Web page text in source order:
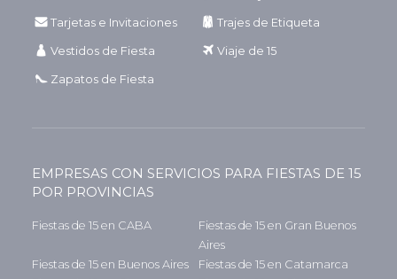
Tarjetas e Invitaciones Trajes de Etiqueta
Vestidos de Fiesta Viaje de 15
Zapatos de Fiesta
EMPRESAS CON SERVICIOS PARA FIESTAS DE 15
POR PROVINCIAS
Fiestas de 15 en CABA
Fiestas de 15 en Gran Buenos
Aires
Fiestas de 15 en Buenos Aires
Fiestas de 15 en Catamarca